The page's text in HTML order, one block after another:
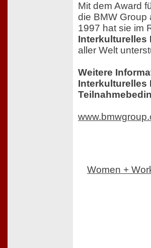
Mit dem Award
die BMW Group
1997 hat sie im
Interkulturelles
aller Welt
Weitere
Interkulturelles
Women +